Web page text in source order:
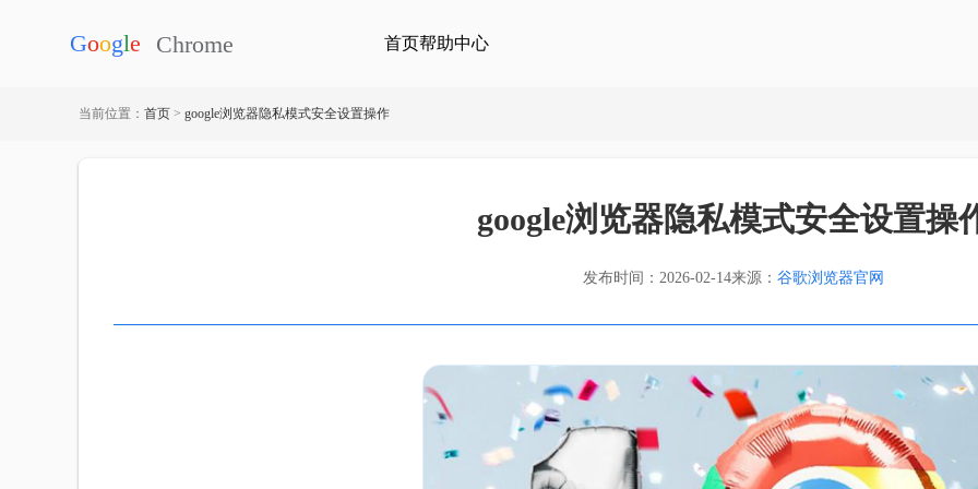
首页帮助中心
当前位置： 首页 > google浏览器隐私模式安全设置操作
google浏览器隐私模式安全设置操
发布时间：2026-02-14来源： 谷歌浏览器官网